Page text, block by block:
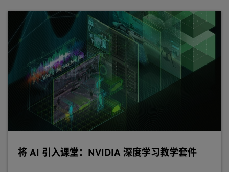
将 AI 引入课堂：NVIDIA 深度学习教学套件